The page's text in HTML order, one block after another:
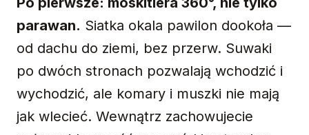
parawan. Siatka okala pawilon dookoła —
od dachu do ziemi, bez przerw. Suwaki
po dwóch stronach pozwalają wchodzić i
wychodzić, ale komary i muszki nie mają
jak wlecieć. Wewnątrz zachowujecie